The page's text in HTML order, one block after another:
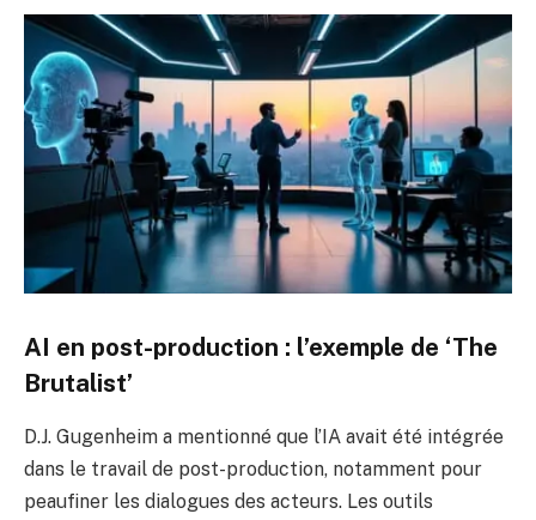
AI en post-production : l’exemple de ‘The
Brutalist’
D.J. Gugenheim a mentionné que l’IA avait été intégrée
dans le travail de post-production, notamment pour
peaufiner les dialogues des acteurs. Les outils